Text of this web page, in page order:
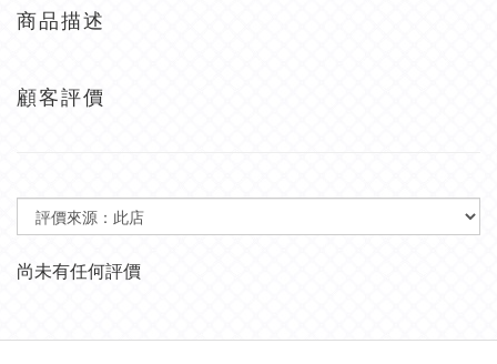
商品描述
顧客評價
尚未有任何評價